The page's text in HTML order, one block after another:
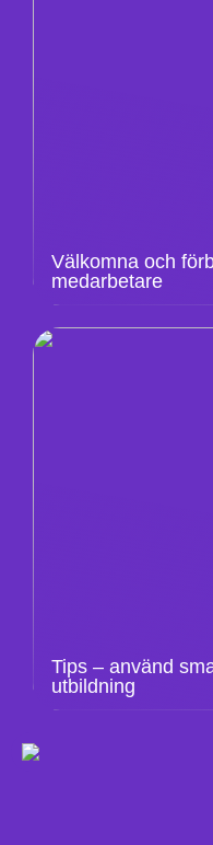
Välkomna och
medarbetare
Tips – använd
utbildning